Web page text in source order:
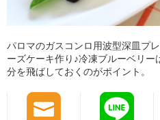
パロマのガスコンロ用波型深皿プ
ーズケーキ作り♪冷凍ブルーベリ
分を飛ばしておくのがポイント。